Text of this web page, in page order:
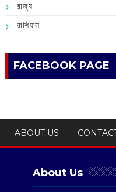
রাজ্য
রাশিফল
FACEBOOK PAGE
ABOUT US
About Us